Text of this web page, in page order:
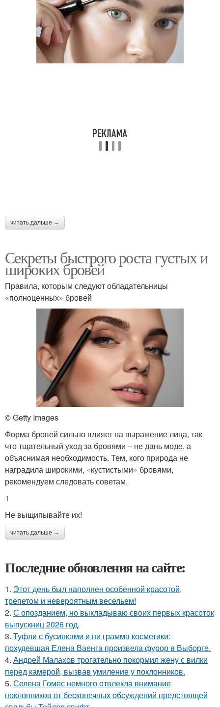
читать дальше →
Секреты быстрого роста густых и
широких бровей
Правила, которым следуют обладательницы
«полноценных» бровей
© Getty Images
Форма бровей сильно влияет на выражение лица, так
что тщательный уход за бровями – не дань моде, а
объяснимая необходимость. Тем, кого природа не
наградила широкими, «кустистыми» бровями,
рекомендуем следовать советам.
1
Не выщипывайте их!
читать дальше →
Последние обновления на сайте:
1. Этот день был наполнен особенной красотой,
трепетом и невероятным весельем!
2. С опозданием, но выкладываю своих первых красоток
выпускниц 2026 год.
3. Туфли с бусинками и ни грамма косметики:
похудевшая Елена Ваенга произвела фурор в Выборге.
4. Андрей Малахов трогательно покормил жену с вилки
перед камерой, вызвав умиление у поклонников.
5. Селена Гомес немного отвлекла внимание
поклонников от бесконечных обсуждений предстоящей